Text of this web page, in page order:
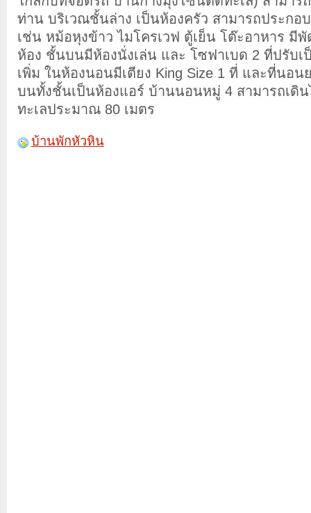
ท่าน บริเวณชั้นล่าง เป็นห้องครัว สามารถประกอ
เช่น หม้อหุงข้าว ไมโครเวฟ ตู้เย็น โต๊ะอาหาร มี
ห้อง ชั้นบนมีห้องนั่งเล่น และ โซฟาเบด 2 ที่ปรับ
เพิ่ม ในห้องนอนมีเตียง King Size 1 ที่ และที่นอ
บนทั้งชั้นเป็นห้องแอร์ บ้านนอนหมู่ 4 สามารถเดิน
ทะเลประมาณ 80 เมตร
บ้านพักหัวหิน